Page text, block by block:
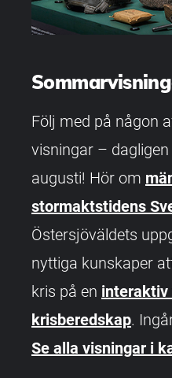
Följ med på någon
visningar –
augusti! Hör om
stormaktstidens
Östersjöväldets
nyttiga kunskaper
kris på en interaktiv
krisberedskap.
Se alla visningar i